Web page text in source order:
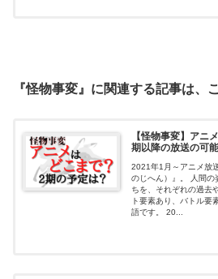
『怪物事変』に関連する記事は、
【怪物事変】アニ
期以降の放送の可
2021年1月～アニメ放
のじへん）』。 人間の
ちを、それぞれの過去
ト要素あり、バトル要
語です。 20...